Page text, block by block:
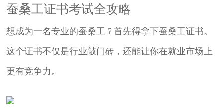
蚕桑工证书考试全攻略
想成为一名专业的蚕桑工？首先得拿下蚕桑工证书。
这个证书不仅是行业敲门砖，还能让你在就业市场上
更有竞争力。